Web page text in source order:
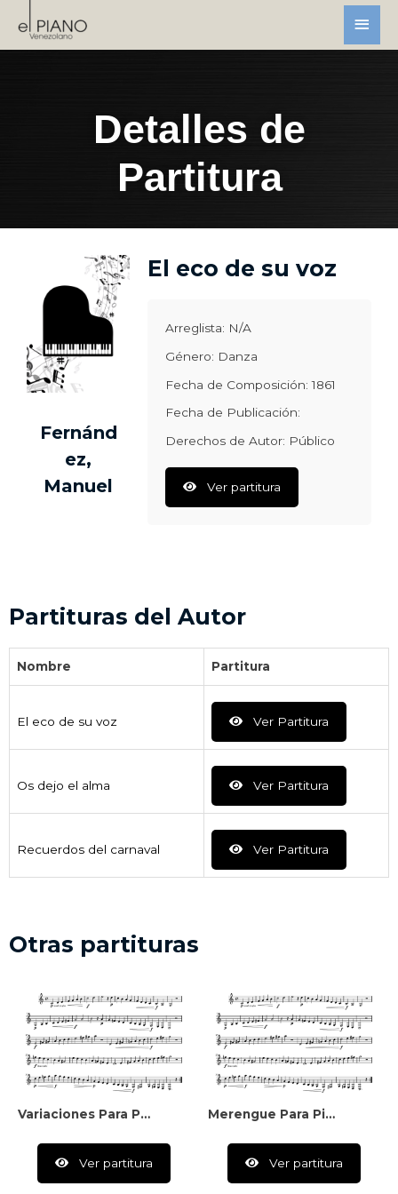
Detalles de
Partitura
Fernánd
ez,
Manuel
El eco de su voz
Arreglista: N/A
Género: Danza
Fecha de Composición: 1861
Fecha de Publicación:
Derechos de Autor: Público
Ver partitura
Partituras del Autor
Nombre Partitura
El eco de su voz Ver Partitura
Os dejo el alma Ver Partitura
Recuerdos del carnaval Ver Partitura
Otras partituras
Variaciones Para Piano Sobre El Cardenalito
Ver partitura
Merengue Para Piano
Ver partitura